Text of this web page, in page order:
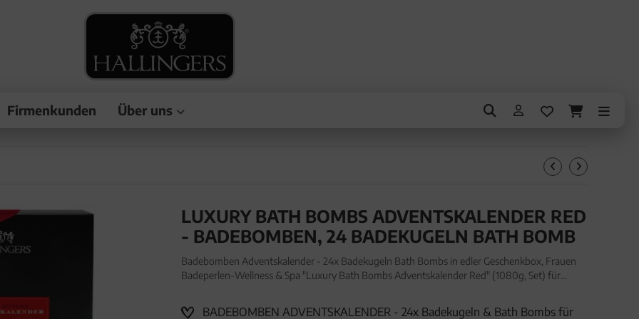
Firmenkunden Über uns
LUXURY BATH BOMBS ADVENTSKALENDER RED
- BADEBOMBEN, 24 BADEKUGELN BATH BOMB
Badebomben Adventskalender - 24x Badekugeln Bath Bombs in edler Geschenkbox, Frauen
Badeperlen-Wellness & Spa "Luxury Bath Bombs Adventskalender Red" (1080g, Set) für
Geschenkb
BADEBOMBEN ADVENTSKALENDER - 24x Badekugeln & Bath Bombs für